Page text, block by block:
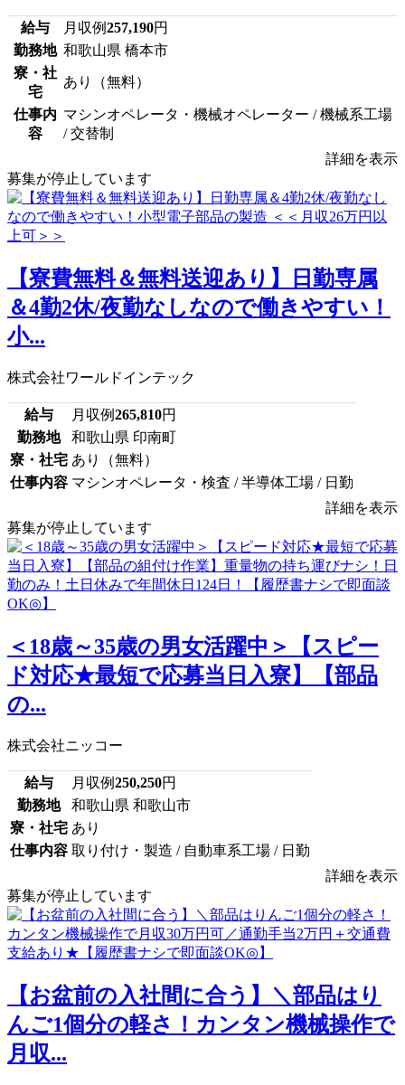
給与 月収例257,190円
勤務地 和歌山県 橋本市
寮・社
宅
あり（無料）
仕事内
容
マシンオペレータ・機械オペレーター / 機械系工場
/ 交替制
詳細を表示
募集が停止しています
【寮費無料＆無料送迎あり】日勤専属
＆4勤2休/夜勤なしなので働きやすい！
小...
株式会社ワールドインテック
給与 月収例265,810円
勤務地
和歌山県 印南町
寮・社宅 あり（無料）
仕事内容 マシンオペレータ・検査 / 半導体工場 / 日勤
詳細を表示
募集が停止しています
＜18歳～35歳の男女活躍中＞【スピー
ド対応★最短で応募当日入寮】【部品
の...
株式会社ニッコー
給与 月収例250,250円
勤務地
和歌山県 和歌山市
寮・社宅 あり
仕事内容 取り付け・製造 / 自動車系工場 / 日勤
詳細を表示
募集が停止しています
【お盆前の入社間に合う】＼部品はり
んご1個分の軽さ！カンタン機械操作で
月収...